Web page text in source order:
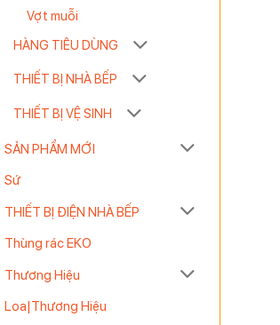
Vợt muỗi
HÀNG TIÊU DÙNG
THIẾT BỊ NHÀ BẾP
THIẾT BỊ VỆ SINH
SẢN PHẨM MỚI
Sứ
THIẾT BỊ ĐIỆN NHÀ BẾP
Thùng rác EKO
Thương Hiệu
Loa|Thương Hiệu